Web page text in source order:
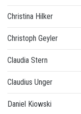
Christina Hilker
Christoph Geyler
Claudia Stern
Claudius Unger
Daniel Kiowski